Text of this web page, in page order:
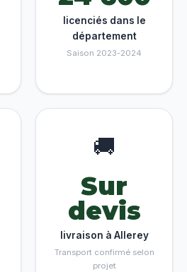
licenciés dans le
département
Saison 2023-2024
🚚
Sur
devis
livraison à Allerey
Transport confirmé selon
projet